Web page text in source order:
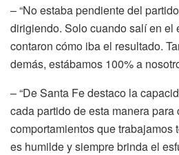
– “No estaba pendiente del
dirigiendo. Solo cuando salí en el
contaron cómo iba el resultado.
demás, estábamos 100% a
– “De Santa Fe destaco la
cada partido de esta manera para
comportamientos que trabajamos
es humilde y siempre brinda el